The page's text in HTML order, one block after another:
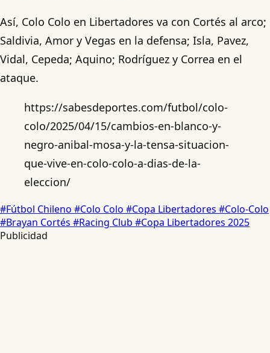
Así, Colo Colo en Libertadores va con Cortés al arco;
Saldivia, Amor y Vegas en la defensa; Isla, Pavez,
Vidal, Cepeda; Aquino; Rodríguez y Correa en el
ataque.
https://sabesdeportes.com/futbol/colo-
colo/2025/04/15/cambios-en-blanco-y-
negro-anibal-mosa-y-la-tensa-situacion-
que-vive-en-colo-colo-a-dias-de-la-
eleccion/
#Fútbol Chileno #Colo Colo #Copa Libertadores #Colo-Colo
#Brayan Cortés #Racing Club #Copa Libertadores 2025
Publicidad